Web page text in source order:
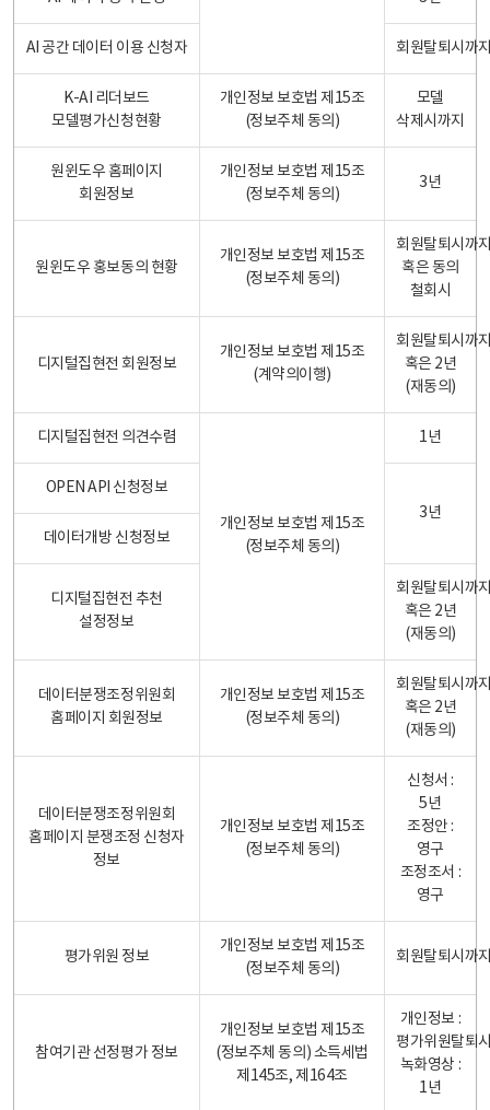
AI 공간 데이터 이용 신청자 회원탈퇴시까
K-AI 리더보드
모델평가신청현황
개인정보 보호법 제15조
(정보주체 동의)
모델
삭제시까지
원윈도우 홈페이지
회원정보
개인정보 보호법 제15조
(정보주체 동의)
3년
원윈도우 홍보동의 현황
개인정보 보호법 제15조
(정보주체 동의)
회원탈퇴시까
혹은 동의
철회시
디지털집현전 회원정보
개인정보 보호법 제15조
(계약의이행)
회원탈퇴시까
혹은 2년
(재동의)
디지털집현전 의견수렴
개인정보 보호법 제15조
(정보주체 동의)
1년
OPEN API 신청정보
3년
데이터개방 신청정보
디지털집현전 추천
설정정보
회원탈퇴시까
혹은 2년
(재동의)
데이터분쟁조정위원회
홈페이지 회원정보
개인정보 보호법 제15조
(정보주체 동의)
회원탈퇴시까
혹은 2년
(재동의)
데이터분쟁조정위원회
홈페이지 분쟁조정 신청자
정보
개인정보 보호법 제15조
(정보주체 동의)
신청서 :
5년
조정안 :
영구
조정조서 :
영구
평가위원 정보
개인정보 보호법 제15조
(정보주체 동의)
회원탈퇴시까
참여기관 선정평가 정보
개인정보 보호법 제15조
(정보주체 동의) 소득세법
제145조, 제164조
개인정보 :
평가위원탈퇴
녹화영상 :
1년